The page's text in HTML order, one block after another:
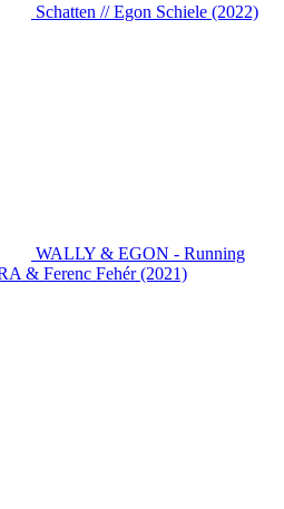
Schatten // Egon Schiele (2022)
WALLY & EGON - Running
& Ferenc Fehér (2021)